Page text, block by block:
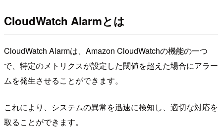
CloudWatch Alarmとは
CloudWatch Alarmは、Amazon CloudWatchの機能の一つ
で、特定のメトリクスが設定した閾値を超えた場合にアラー
ムを発生させることができます。
これにより、システムの異常を迅速に検知し、適切な対応を
取ることができます。